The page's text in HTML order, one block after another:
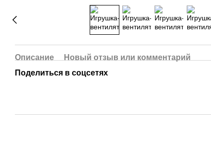
Описание
Новый отзыв или комментарий
Поделиться в соцсетях